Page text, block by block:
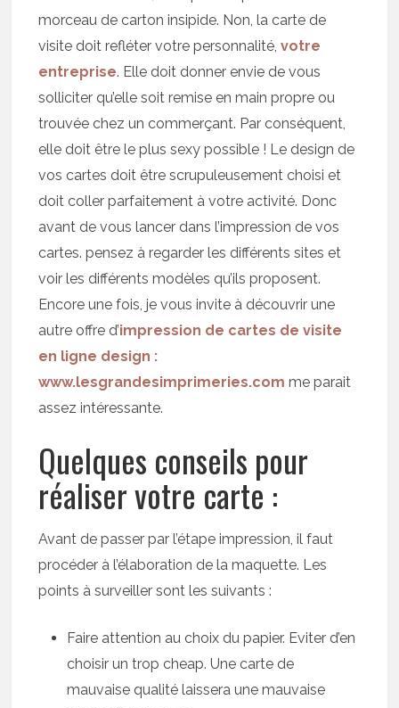
morceau de carton insipide. Non, la carte de
visite doit refléter votre personnalité,votre
entreprise. Elle doit donner envie de vous
solliciter qu’elle soit remise en main propre ou
trouvée chez un commerçant. Par conséquent,
elle doit être le plus sexy possible ! Le design de
vos cartes doit être scrupuleusement choisi et
doit coller parfaitement à votre activité. Donc
avant de vous lancer dans l’impression de vos
cartes. pensez à regarder les différents sites et
voir les différents modèles qu’ils proposent.
Encore une fois, je vous invite à découvrir une
autre offre d’impression de cartes de visite
en ligne design :
www.lesgrandesimprimeries.com me parait
assez intéressante.
Quelques conseils pour
réaliser votre carte :
Avant de passer par l’étape impression, il faut
procéder à l’élaboration de la maquette. Les
points à surveiller sont les suivants :
Faire attention au choix du papier. Eviter d’en
choisir un trop cheap. Une carte de
mauvaise qualité laissera une mauvaise